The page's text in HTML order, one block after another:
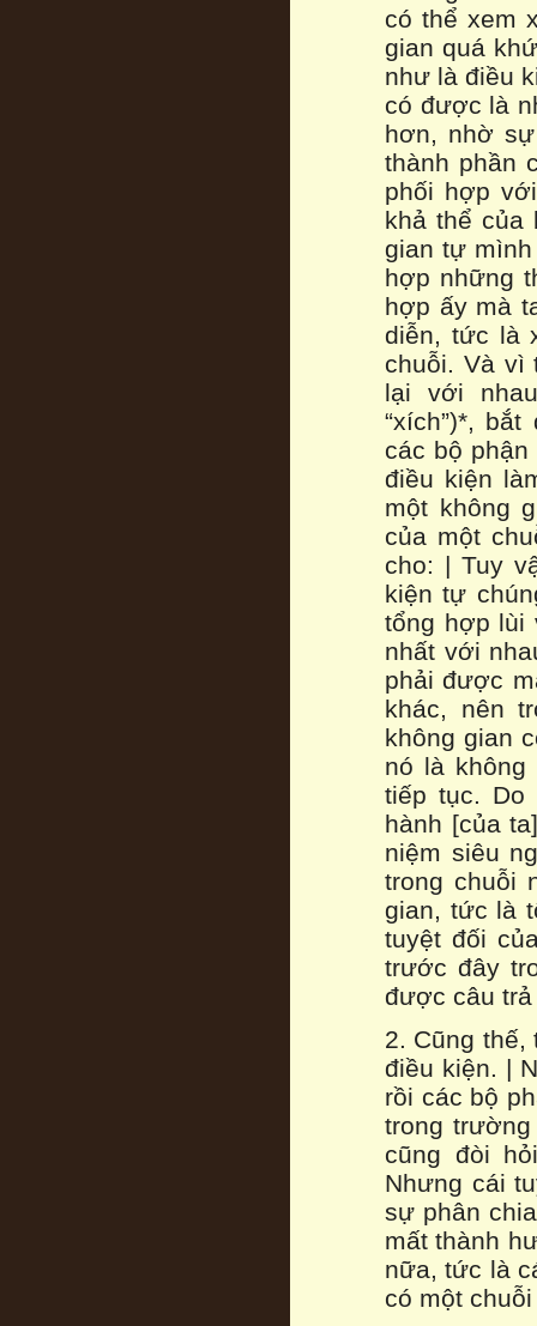
có thể xem
gian quá
như là điều
có được là
hơn, nhờ
thành phần
phối hợp
khả thể của
gian tự
hợp những
hợp ấy mà
diễn, tức là
chuỗi. Và vì
lại với
“xích”)*,
các bộ
điều kiện
một không
của một
cho: | Tuy
kiện tự
tổng hợp lùi
nhất với
phải được
khác, nên
không gian
nó là
tiếp tục. Do
hành [của
niệm siêu
trong chuỗi
gian, tức là
tuyệt đối
trước đây
được câu
2. Cũng
điều kiện. |
rồi các bộ
trong
cũng đòi
Nhưng cái
sự phân
mất thành
nữa, tức là
có một